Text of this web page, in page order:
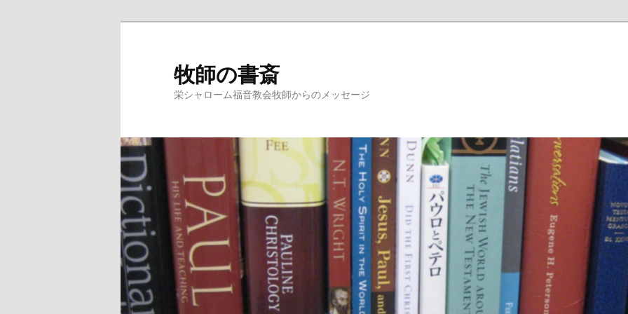
牧師の書斎
栄シャローム福音教会牧師からのメッセージ